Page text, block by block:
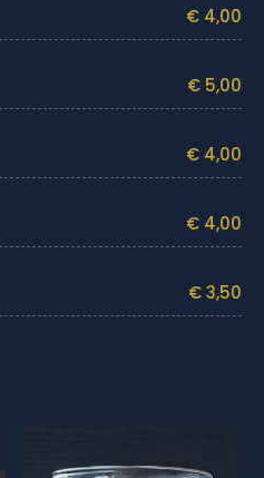
€ 4,00
€ 5,00
€ 4,00
€ 4,00
€ 3,50